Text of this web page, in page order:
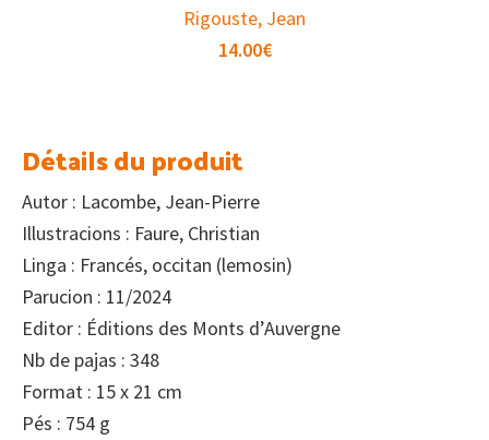
Rigouste, Jean
14.00€
Détails du produit
Autor : Lacombe, Jean-Pierre
Illustracions : Faure, Christian
Linga : Francés, occitan (lemosin)
Parucion : 11/2024
Editor : Éditions des Monts d’Auvergne
Nb de pajas : 348
Format : 15 x 21 cm
Pés : 754 g